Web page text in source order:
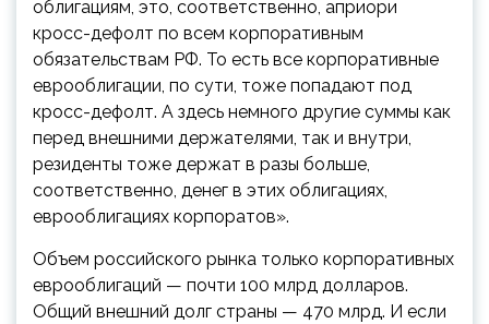
облигациям, это, соответственно, априори
кросс-дефолт по всем корпоративным
обязательствам РФ. То есть все корпоративные
еврооблигации, по сути, тоже попадают под
кросс-дефолт. А здесь немного другие суммы как
перед внешними держателями, так и внутри,
резиденты тоже держат в разы больше,
соответственно, денег в этих облигациях,
еврооблигациях корпоратов».
Объем российского рынка только корпоративных
еврооблигаций — почти 100 млрд долларов.
Общий внешний долг страны — 470 млрд. И если